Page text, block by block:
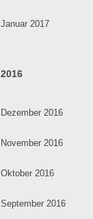
Januar 2017
2016
Dezember 2016
November 2016
Oktober 2016
September 2016